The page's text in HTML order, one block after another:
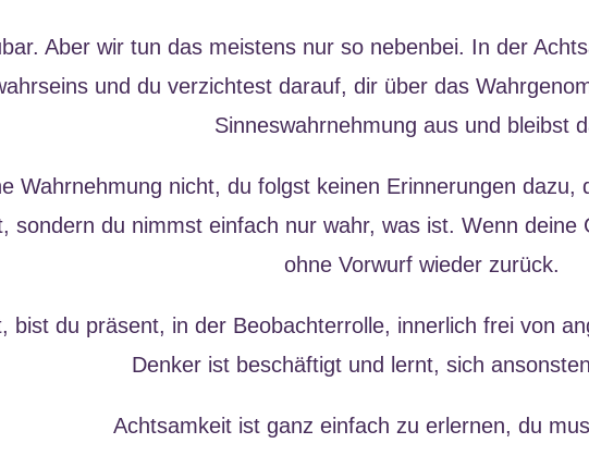
Aber wir tun das meistens nur so nebenbei. In der
und du verzichtest darauf, dir über das
Sinneswahrnehmung aus und bleibst
Wahrnehmung nicht, du folgst keinen Erinnerungen
sondern du nimmst einfach nur wahr, was ist. Wenn
ohne Vorwurf wieder zurück.
bist du präsent, in der Beobachterrolle, innerlich frei von
Denker ist beschäftigt und lernt, sich
Achtsamkeit ist ganz einfach zu erlernen, du